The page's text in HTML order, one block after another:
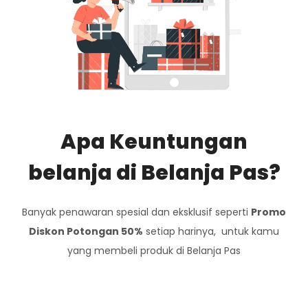
Apa Keuntungan
belanja di Belanja Pas?
Banyak penawaran spesial dan eksklusif seperti Promo
Diskon Potongan 50% setiap harinya, untuk kamu
yang membeli produk di Belanja Pas